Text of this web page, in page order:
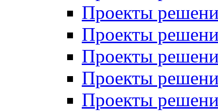
Проекты
Проекты
Проекты
Проекты
Проекты